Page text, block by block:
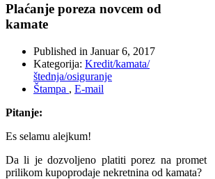
Plaćanje poreza novcem od
kamate
Published in Januar 6, 2017
Kategorija: Kredit/kamata/
štednja/osiguranje
Štampa , E-mail
Pitanje:
Es selamu alejkum!
Da li je dozvoljeno platiti porez na promet
prilikom kupoprodaje nekretnina od kamata?